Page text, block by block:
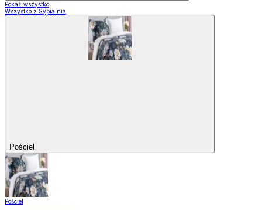
Pokaż wszystko
Wszystko z Sypialnia
Pościel
Pościel